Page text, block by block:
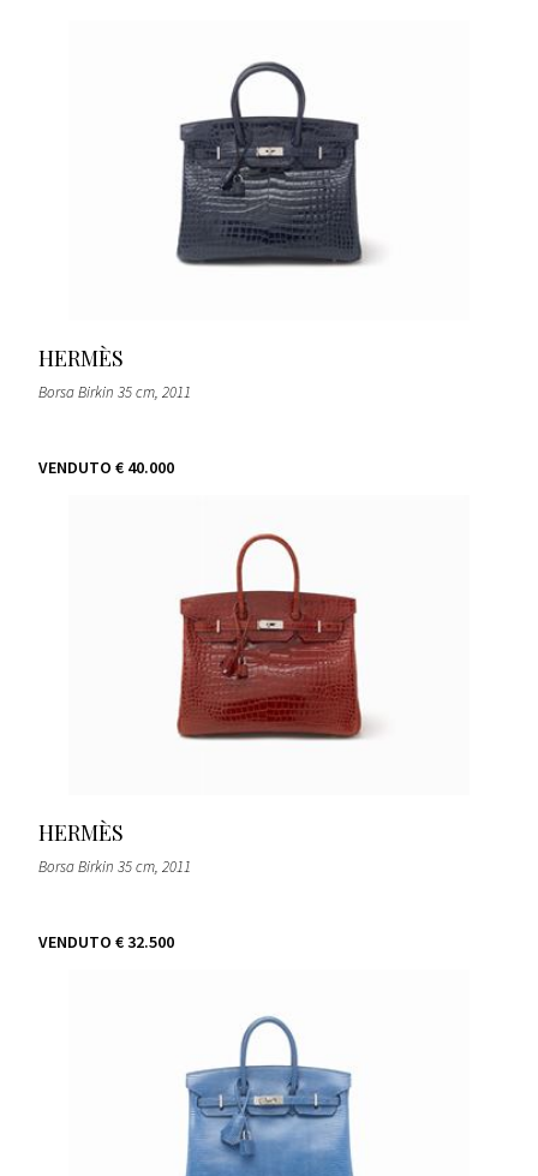
HERMÈS
Borsa Birkin 35 cm, 2011
VENDUTO € 40.000
HERMÈS
Borsa Birkin 35 cm, 2011
VENDUTO € 32.500